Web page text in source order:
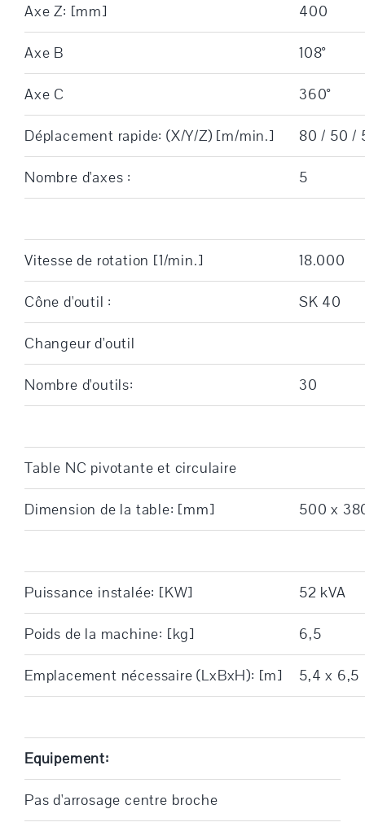
Axe Z: [mm] 400
Axe B 108°
Axe C 360°
Déplacement rapide: (X/Y/Z) [m/min.] 80 / 50 /
Nombre d'axes : 5
Vitesse de rotation [1/min.] 18.000
Cône d'outil : SK 40
Changeur d'outil
Nombre d'outils: 30
Table NC pivotante et circulaire
Dimension de la table: [mm] 500 x
Puissance instalée: [KW] 52 kVA
Poids de la machine: [kg] 6,5
Emplacement nécessaire (LxBxH): [m] 5,4 x 6,5
Equipement:
Pas d'arrosage centre broche